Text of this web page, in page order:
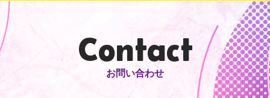
Contact
お問い合わせ